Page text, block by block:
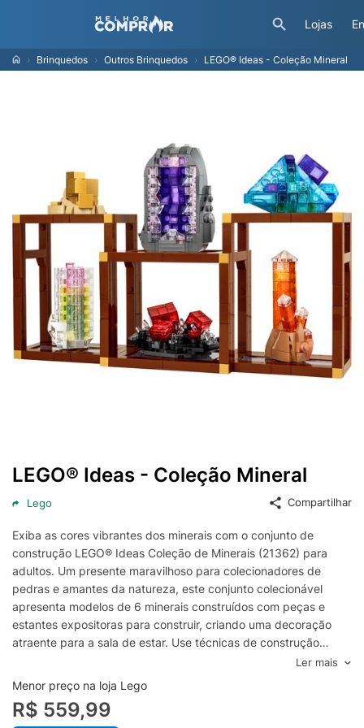
Lojas
Brinquedos Outros Brinquedos LEGO® Ideas - Coleção Mineral
LEGO® Ideas - Coleção Mineral
Lego Compartilhar
Exiba as cores vibrantes dos minerais com o conjunto de
construção LEGO® Ideas Coleção de Minerais (21362) para
adultos. Um presente maravilhoso para colecionadores de
pedras e amantes da natureza, este conjunto colecionável
apresenta modelos de 6 minerais construídos com peças e
estantes expositoras para construir, criando uma decoração
atraente para a sala de estar. Use técnicas de construção
inteligentes e peças de LEGO transparentes para criar modelos
de pirita dourada, ametista roxa, fluorita azul, turmalina
melancia, rodocrosita rosa-avermelhada e quartzo tangerina.
Monte as 3 estantes independentes e fixe suas criações nelas.
Ler mais
Menor preço na loja Lego
R$ 559,99